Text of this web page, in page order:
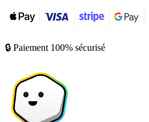
🔒 Paiement 100% sécurisé